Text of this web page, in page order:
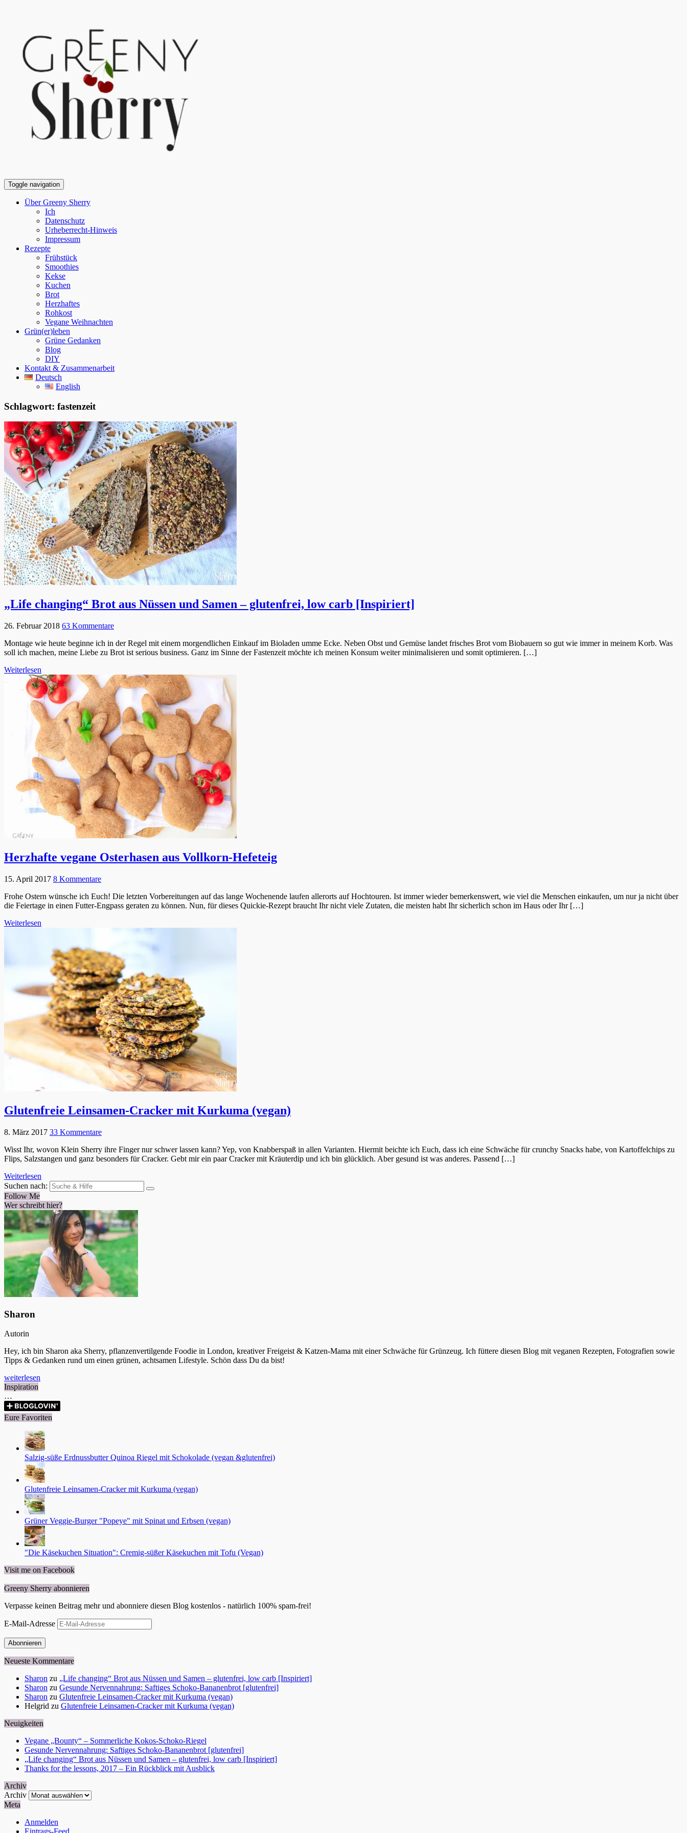
Toggle navigation
Über Greeny Sherry
Ich
Datenschutz
Urheberrecht-Hinweis
Impressum
Rezepte
Frühstück
Smoothies
Kekse
Kuchen
Brot
Herzhaftes
Rohkost
Vegane Weihnachten
Grün(er)leben
Grüne Gedanken
Blog
DIY
Kontakt & Zusammenarbeit
Deutsch
English
Schlagwort: fastenzeit
„Life changing“ Brot aus Nüssen und Samen – glutenfrei, low carb [Inspiriert]
26. Februar 2018 63 Kommentare
Montage wie heute beginne ich in der Regel mit einem morgendlichen Einkauf im Bioladen umme Ecke. Neben Obst und Gemüse landet frisches Brot vom Biobauern so gut wie immer in meinem Korb. Was
soll ich machen, meine Liebe zu Brot ist serious business. Ganz im Sinne der Fastenzeit möchte ich meinen Konsum weiter minimalisieren und somit optimieren. […]
Weiterlesen
Herzhafte vegane Osterhasen aus Vollkorn-Hefeteig
15. April 2017 8 Kommentare
Frohe Ostern wünsche ich Euch! Die letzten Vorbereitungen auf das lange Wochenende laufen allerorts auf Hochtouren. Ist immer wieder bemerkenswert, wie viel die Menschen einkaufen, um nur ja nicht über
die Feiertage in einen Futter-Engpass geraten zu können. Nun, für dieses Quickie-Rezept braucht Ihr nicht viele Zutaten, die meisten habt Ihr sicherlich schon im Haus oder Ihr […]
Weiterlesen
Glutenfreie Leinsamen-Cracker mit Kurkuma (vegan)
8. März 2017 33 Kommentare
Wisst Ihr, wovon Klein Sherry ihre Finger nur schwer lassen kann? Yep, von Knabberspaß in allen Varianten. Hiermit beichte ich Euch, dass ich eine Schwäche für crunchy Snacks habe, von Kartoffelchips zu
Flips, Salzstangen und ganz besonders für Cracker. Gebt mir ein paar Cracker mit Kräuterdip und ich bin glücklich. Aber gesund ist was anderes. Passend […]
Weiterlesen
Suchen nach:
Follow Me
Wer schreibt hier?
Sharon
Autorin
Hey, ich bin Sharon aka Sherry, pflanzenvertilgende Foodie in London, kreativer Freigeist & Katzen-Mama mit einer Schwäche für Grünzeug. Ich füttere diesen Blog mit veganen Rezepten, Fotografien sowie
Tipps & Gedanken rund um einen grünen, achtsamen Lifestyle. Schön dass Du da bist!
weiterlesen
Inspiration
…
Eure Favoriten
Salzig-süße Erdnussbutter Quinoa Riegel mit Schokolade (vegan &glutenfrei)
Glutenfreie Leinsamen-Cracker mit Kurkuma (vegan)
Grüner Veggie-Burger "Popeye" mit Spinat und Erbsen (vegan)
"Die Käsekuchen Situation": Cremig-süßer Käsekuchen mit Tofu (Vegan)
Visit me on Facebook
Greeny Sherry abonnieren
Verpasse keinen Beitrag mehr und abonniere diesen Blog kostenlos - natürlich 100% spam-frei!
E-Mail-Adresse
Abonnieren
Neueste Kommentare
Sharon zu „Life changing“ Brot aus Nüssen und Samen – glutenfrei, low carb [Inspiriert]
Sharon zu Gesunde Nervennahrung: Saftiges Schoko-Bananenbrot [glutenfrei]
Sharon zu Glutenfreie Leinsamen-Cracker mit Kurkuma (vegan)
Helgrid zu Glutenfreie Leinsamen-Cracker mit Kurkuma (vegan)
Neuigkeiten
Vegane „Bounty“ – Sommerliche Kokos-Schoko-Riegel
Gesunde Nervennahrung: Saftiges Schoko-Bananenbrot [glutenfrei]
„Life changing“ Brot aus Nüssen und Samen – glutenfrei, low carb [Inspiriert]
Thanks for the lessons, 2017 – Ein Rückblick mit Ausblick
Archiv
Archiv
Meta
Anmelden